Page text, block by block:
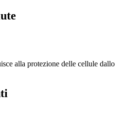
alla protezione delle cellule dallo